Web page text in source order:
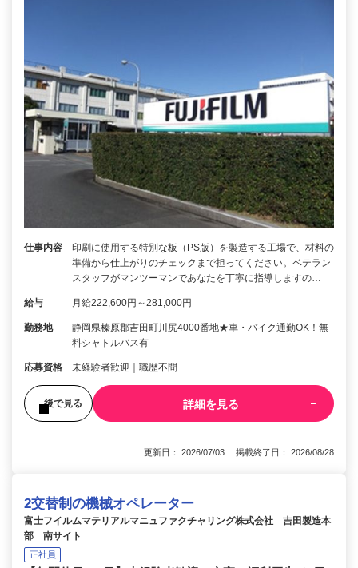
仕事内容
印刷に使用する特別な板（PS版）を製造する工場で、材料の
準備から仕上がりのチェックまで担ってください。ベテラン
スタッフがマンツーマンであなたを丁寧に指導しますの…
給与 月給222,600円～281,000円
勤務地
静岡県榛原郡吉田町川尻4000番地★車・バイク通勤OK！無
料シャトルバス有
応募資格 未経験者歓迎｜職歴不問
後で見る 詳細を見る
更新日： 2026/07/03 掲載終了日： 2026/08/28
2交替制の機械オペレーター
富士フイルムマテリアルマニュファクチャリング株式会社 吉田製造本
部 南サイト
正社員